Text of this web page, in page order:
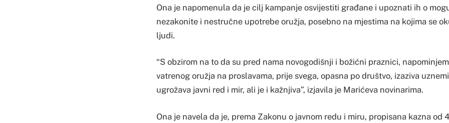
Ona je napomenula da je cilj kampanje osvijestiti građane i upoznati ih o
nezakonite i nestručne upotrebe oružja, posebno na mjestima na kojima se
ljudi.
“S obzirom na to da su pred nama novogodišnji i božićni praznici,
vatrenog oružja na proslavama, prije svega, opasna po društvo, izaziva
ugrožava javni red i mir, ali je i kažnjiva”, izjavila je Marićeva novinarima.
Ona je navela da je, prema Zakonu o javnom redu i miru, propisana kazna od